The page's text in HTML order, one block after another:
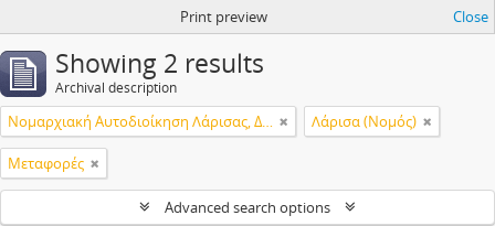
Print preview Close
Showing 2 results
Archival description
Νομαρχιακή Αυτοδιοίκηση Λάρισας, Διεύθυνση Μεταφορών & Επικοινωνιών, Κέντρο Τεχνικού Ελέγχου Οχημάτων (Κ.Τ.Ε.Ο.) Λάρισα (Νομός)
Μεταφορές
Advanced search options